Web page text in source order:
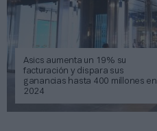
Asics aumenta un 19% su
facturación y dispara sus
ganancias hasta 400 millones en
2024